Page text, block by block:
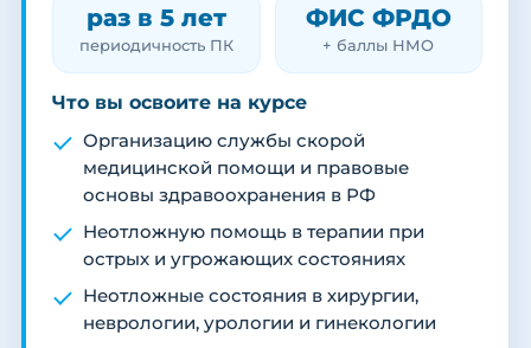
раз в 5 лет
периодичность ПК
ФИС ФРДО
+ баллы НМО
Что вы освоите на курсе
Организацию службы скорой
медицинской помощи и правовые
основы здравоохранения в РФ
Неотложную помощь в терапии при
острых и угрожающих состояниях
Неотложные состояния в хирургии,
неврологии, урологии и гинекологии